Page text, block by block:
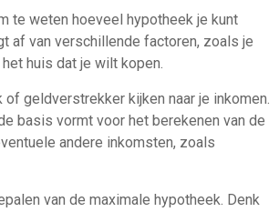
te weten hoeveel hypotheek je kunt
af van verschillende factoren, zoals je
huis dat je wilt kopen.
geldverstrekker kijken naar je inkomen.
basis vormt voor het berekenen van de
andere inkomsten, zoals
van de maximale hypotheek. Denk